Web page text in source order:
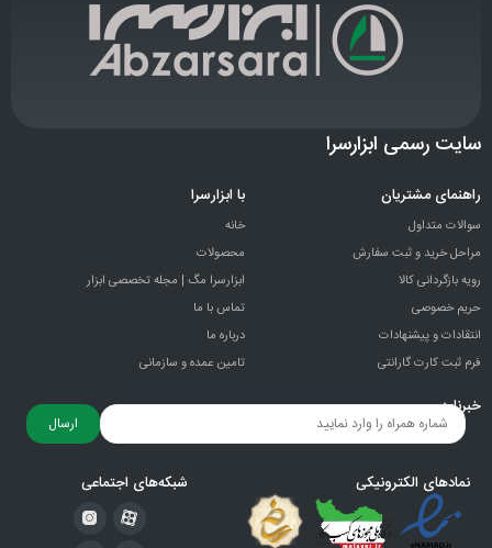
سایت رسمی ابزارسرا
راهنمای مشتریان
سوالات متداول
مراحل خرید و ثبت سفارش
رویه بازگردانی کالا
حریم خصوصی
انتقادات و پيشنهادات
فرم ثبت کارت گارانتی
با ابزارسرا
خانه
محصولات
ابزارسرا مگ | مجله تخصصی ابزار
تماس با ما
درباره ما
تامین عمده و سازمانی
خبرنامه
ارسال
نمادهای الکترونیکی شبکه‌های اجتماعی